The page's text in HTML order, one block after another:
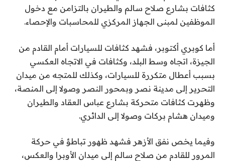
كثافات بشارع صلاح سالم والطيران بالتزامن مع دخول
الموظفين لمبنى الجهاز المركزي للمحاسبات والإحصاء.
أما كوبري أكتوبر، فشهد كثافات للسيارات أمام القادم من
الجيزة، اتجاه وسط البلد، وكثافات في الاتجاه العكسي
بسبب أعطال متكررة للسيارات، وكذلك للمتجه من ميدان
التحرير إلى مدينة نصر وبمحور النصر وصولا إلى المنصة،
وظهرت كثافات متحركة بشارع عباس العقاد والطيران
وميدان هشام بركات وصولا إلى الدائري.
وفيما يخص نفق الأزهر فشهد ظهور تباطؤ في حركة
المرور للقادم من صلاح سالم إلى ميدان الأوبرا والعكس،